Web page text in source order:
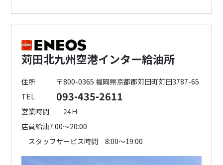
苅田北九州空港インター給油所
住所
〒800-0365 福岡県京都郡苅田町苅田3787-65
TEL
093-435-2611
営業時間
24Ｈ
店員給油7:00～20:00
スタッフサービス時間 8:00～19:00